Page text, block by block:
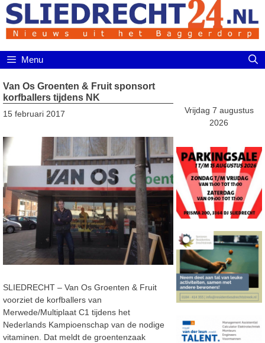
Menu
Van Os Groenten & Fruit sponsort
korfballers tijdens NK
15 februari 2017
SLIEDRECHT – Van Os Groenten & Fruit
voorziet de korfballers van
Merwede/Multiplaat C1 tijdens het
Nederlands Kampioenschap van de nodige
vitaminen. Dat meldt de groentenzaak
Vrijdag 7 augustus
2026